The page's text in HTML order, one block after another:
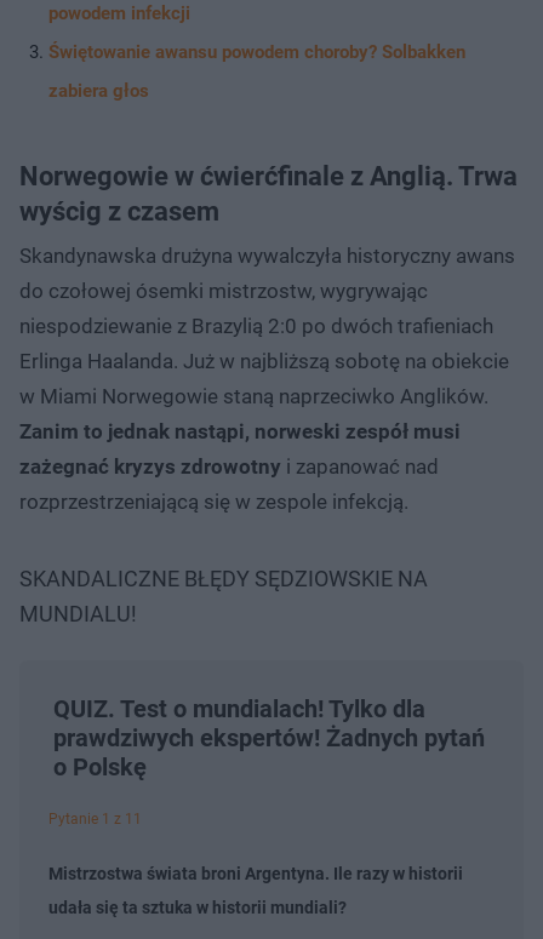
powodem infekcji
Świętowanie awansu powodem choroby? Solbakken
zabiera głos
Norwegowie w ćwierćfinale z Anglią. Trwa
wyścig z czasem
Skandynawska drużyna wywalczyła historyczny awans
do czołowej ósemki mistrzostw, wygrywając
niespodziewanie z Brazylią 2:0 po dwóch trafieniach
Erlinga Haalanda. Już w najbliższą sobotę na obiekcie
w Miami Norwegowie staną naprzeciwko Anglików.
Zanim to jednak nastąpi, norweski zespół musi
zażegnać kryzys zdrowotny i zapanować nad
rozprzestrzeniającą się w zespole infekcją.
SKANDALICZNE BŁĘDY SĘDZIOWSKIE NA
MUNDIALU!
QUIZ. Test o mundialach! Tylko dla
prawdziwych ekspertów! Żadnych pytań
o Polskę
Pytanie 1 z 11
Mistrzostwa świata broni Argentyna. Ile razy w historii
udała się ta sztuka w historii mundiali?